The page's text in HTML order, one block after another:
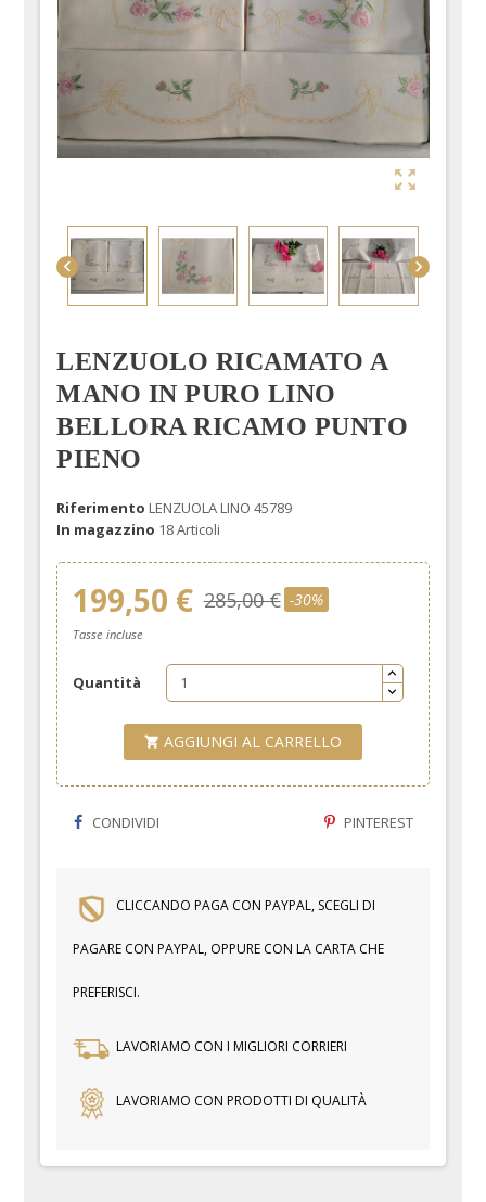

 
LENZUOLO RICAMATO A
MANO IN PURO LINO
BELLORA RICAMO PUNTO
PIENO
Riferimento LENZUOLA LINO 45789
In magazzino 18 Articoli
199,50 € 285,00 € -30%
Tasse incluse
Quantità
 AGGIUNGI AL CARRELLO
CONDIVIDI PINTEREST
CLICCANDO PAGA CON PAYPAL, SCEGLI DI
PAGARE CON PAYPAL, OPPURE CON LA CARTA CHE
PREFERISCI.
LAVORIAMO CON I MIGLIORI CORRIERI
LAVORIAMO CON PRODOTTI DI QUALITÀ